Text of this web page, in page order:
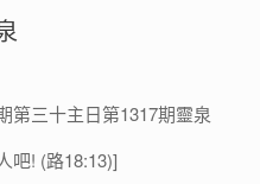
第三十主日第1317期靈泉
吧! (路18:13)]